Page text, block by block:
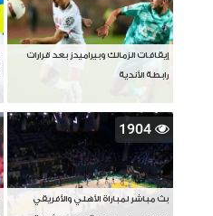
إيقافات الزمالك وبيراميدز بعد قرارات
رابطة الأندية
1904
بث مباشر لمباراة الأهلي والأفريقي